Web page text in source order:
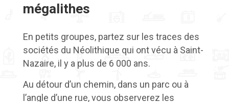
mégalithes
En petits groupes, partez sur les traces des
sociétés du Néolithique qui ont vécu à Saint-
Nazaire, il y a plus de 6 000 ans.
Au détour d’un chemin, dans un parc ou à
l’angle d’une rue, vous observerez les